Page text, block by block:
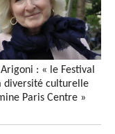
: « le Festival
diversité culturelle
Paris Centre »